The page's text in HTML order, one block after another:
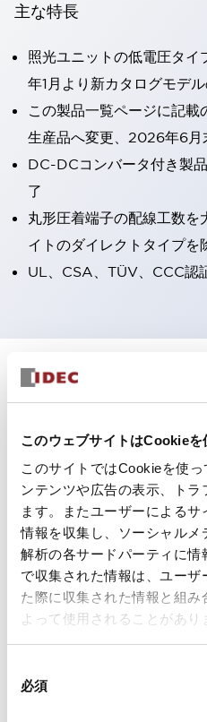
このウェブサイトはCookieを
このサイトではCookieを使
ンテンツや広告の表示、ト
ます。またユーザーによる
情報を収集し、ソーシャルメ
解析の各サードパーティに情
で収集された情報は、ユーザ
た際に収集された情報と組み
よって使用されることがあり
必須
主な特長
照光ユニットの低電圧タ
年1月より新カタログモデ
この製品一覧ページに記
生産品へ変更、2026年6月
DC-DCコンバータ付き製
了
丸形圧着端子の配線工数を
イトのダイレクトタイプを
UL、CSA、TÜV、CCC認
仕様
電気的仕様(照光部定格)
環境仕様
機能仕様
機械的仕様